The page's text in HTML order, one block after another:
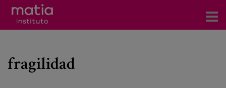
Research
fragilidad